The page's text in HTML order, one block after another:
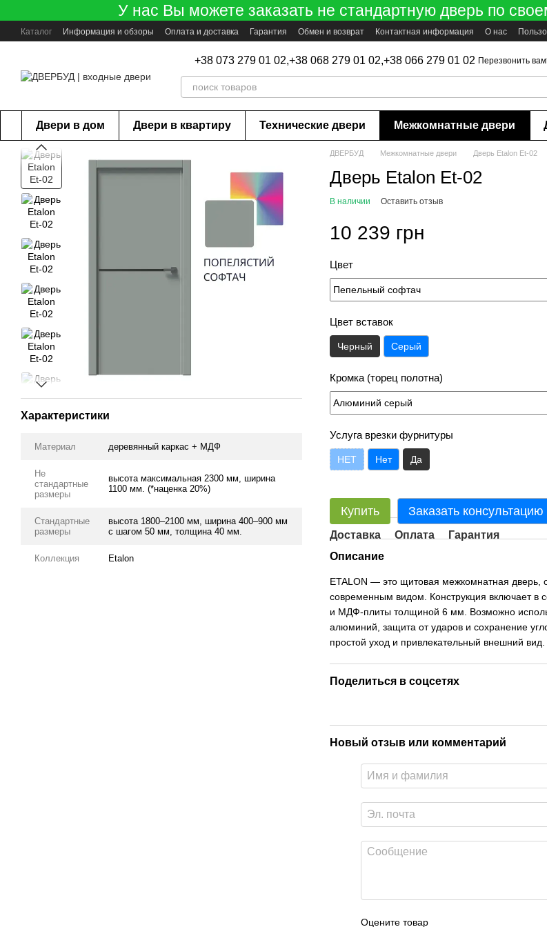
Перейти к основному контентуУ нас Вы можете заказать не стандартную дверь по
Каталог Информация и обзоры Оплата и доставка Гарантия Обмен и возврат Контактная информация О нас
+38 073 279 01 02,+38 068 279 01 02,+38 066 279 01 02 Перезвонить
Двери в дом Двери в квартиру Технические двери Межкомнатные двери
Характеристики
Материал деревянный каркас + МДФ
Не
стандартные
размеры
высота максимальная 2300 мм, ширина
1100 мм. (*наценка 20%)
Стандартные
размеры
высота 1800–2100 мм, ширина 400–900 мм
с шагом 50 мм, толщина 40 мм.
Коллекция Etalon
ДВЕРБУД Межкомнатные двери Дверь Etalon Et-02
Дверь Etalon Et-02
В наличии Оставить отзыв
10 239 грн
Цвет
Цвет вставок
Черный Серый
Кромка (торец полотна)
Услуга врезки фурнитуры
НЕТ Нет Да
Купить Заказать консультацию
Доставка Оплата
Гарантия
Описание
ETALON — это щитовая межкомнатная дверь,
современным видом. Конструкция включает
и МДФ-плиты толщиной 6 мм. Возможно
алюминий, защита от ударов и сохранение
простой уход и привлекательный внешний вид.
Поделиться в соцсетях
Новый отзыв или комментарий
Оцените товар